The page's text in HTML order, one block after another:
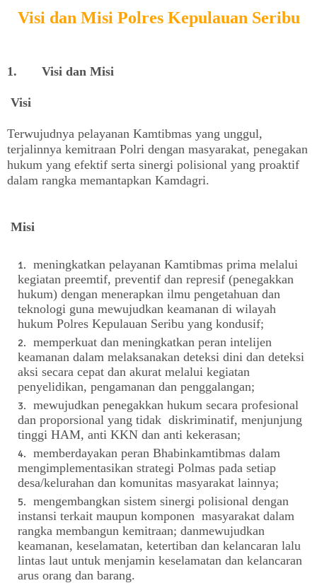
Visi dan Misi Polres Kepulauan Seribu
1. Visi dan Misi
Visi
Terwujudnya pelayanan Kamtibmas yang unggul,
terjalinnya kemitraan Polri dengan masyarakat, penegakan
hukum yang efektif serta sinergi polisional yang proaktif
dalam rangka memantapkan Kamdagri.
Misi
meningkatkan pelayanan Kamtibmas prima melalui
kegiatan preemtif, preventif dan represif (penegakkan
hukum) dengan menerapkan ilmu pengetahuan dan
teknologi guna mewujudkan keamanan di wilayah
hukum Polres Kepulauan Seribu yang kondusif;
memperkuat dan meningkatkan peran intelijen
keamanan dalam melaksanakan deteksi dini dan deteksi
aksi secara cepat dan akurat melalui kegiatan
penyelidikan, pengamanan dan penggalangan;
mewujudkan penegakkan hukum secara profesional
dan proporsional yang tidak diskriminatif, menjunjung
tinggi HAM, anti KKN dan anti kekerasan;
memberdayakan peran Bhabinkamtibmas dalam
mengimplementasikan strategi Polmas pada setiap
desa/kelurahan dan komunitas masyarakat lainnya;
mengembangkan sistem sinergi polisional dengan
instansi terkait maupun komponen masyarakat dalam
rangka membangun kemitraan; danmewujudkan
keamanan, keselamatan, ketertiban dan kelancaran lalu
lintas laut untuk menjamin keselamatan dan kelancaran
arus orang dan barang.